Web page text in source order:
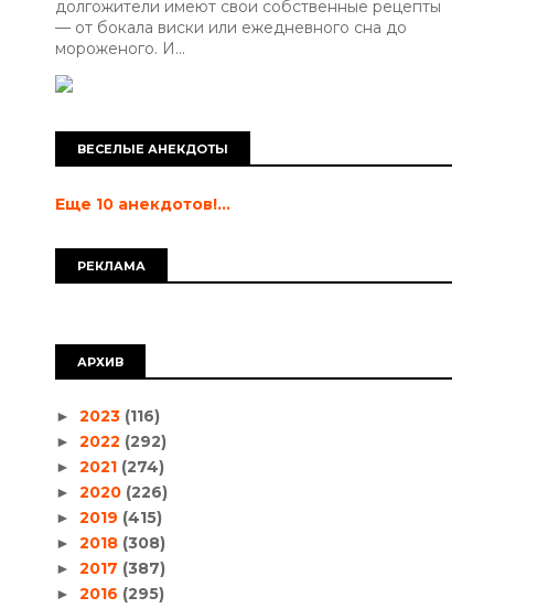
долгожители имеют свои собственные рецепты
— от бокала виски или ежедневного сна до
мороженого. И...
ВЕСЕЛЫЕ АНЕКДОТЫ
Еще 10 анекдотов!...
РЕКЛАМА
АРХИВ
► 2023 (116)
► 2022 (292)
► 2021 (274)
► 2020 (226)
► 2019 (415)
► 2018 (308)
► 2017 (387)
► 2016 (295)